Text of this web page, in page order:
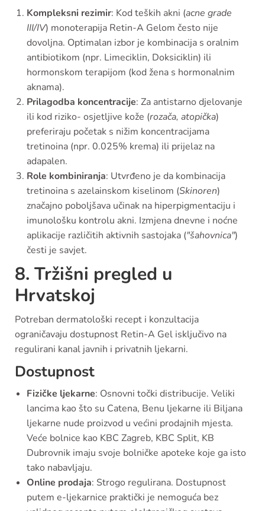
Kompleksni rezimir: Kod teških akni (acne grade
III/IV) monoterapija Retin-A Gelom često nije
dovoljna. Optimalan izbor je kombinacija s oralnim
antibiotikom (npr. Limeciklin, Doksiciklin) ili
hormonskom terapijom (kod žena s hormonalnim
aknama).
Prilagodba koncentracije: Za antistarno djelovanje
ili kod riziko- osjetljive kože (rozača, atopička)
preferiraju početak s nižim koncentracijama
tretinoina (npr. 0.025% krema) ili prijelaz na
adapalen.
Role kombiniranja: Utvrđeno je da kombinacija
tretinoina s azelainskom kiselinom (Skinoren)
značajno poboljšava učinak na hiperpigmentaciju i
imunološku kontrolu akni. Izmjena dnevne i noćne
aplikacije različitih aktivnih sastojaka ("šahovnica")
česti je savjet.
8. Tržišni pregled u
Hrvatskoj
Potreban dermatološki recept i konzultacija
ograničavaju dostupnost Retin-A Gel isključivo na
regulirani kanal javnih i privatnih ljekarni.
Dostupnost
Fizičke ljekarne: Osnovni točki distribucije. Veliki
lancima kao što su Catena, Benu ljekarne ili Biljana
ljekarne nude proizvod u većini prodajnih mjesta.
Veće bolnice kao KBC Zagreb, KBC Split, KB
Dubrovnik imaju svoje bolničke apoteke koje ga isto
tako nabavljaju.
Online prodaja: Strogo regulirana. Dostupnost
putem e-ljekarnice praktički je nemoguća bez